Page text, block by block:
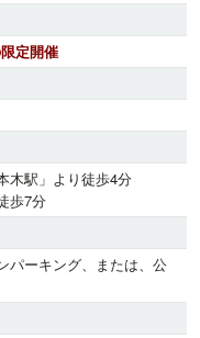
定開催
木駅」より徒歩4分
歩7分
パーキング、または、公